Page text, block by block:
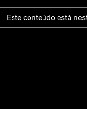
Este conteúdo está